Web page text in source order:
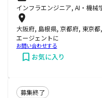
インフラエンジニア, AI・機
大阪府, 島根県, 京都府, 東京
エージェントに
お問い合わせする
お気に入り
募集終了